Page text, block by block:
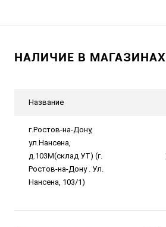
НАЛИЧИЕ В МАГАЗИНАХ
Название
г.Ростов-на-Дону,
ул.Нансена,
д.103М(склад УТ) (г.
Ростов-на-Дону . Ул.
Нансена, 103/1)